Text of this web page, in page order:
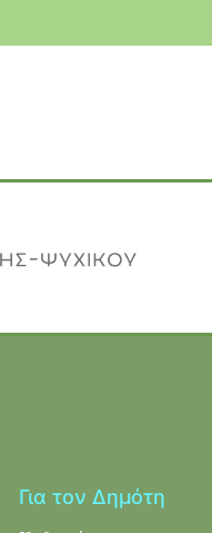
Για τον Δημότη